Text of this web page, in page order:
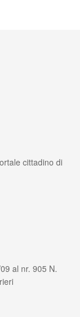
cittadino di
al nr. 905 N.